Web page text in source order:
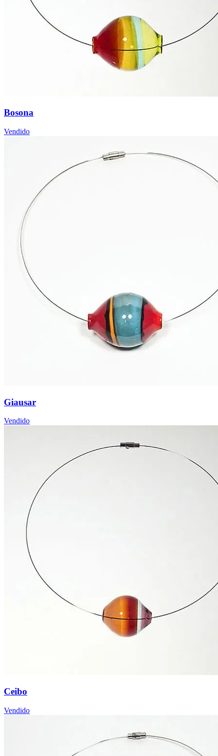
Bosona
Vendido
Giausar
Vendido
Ceibo
Vendido